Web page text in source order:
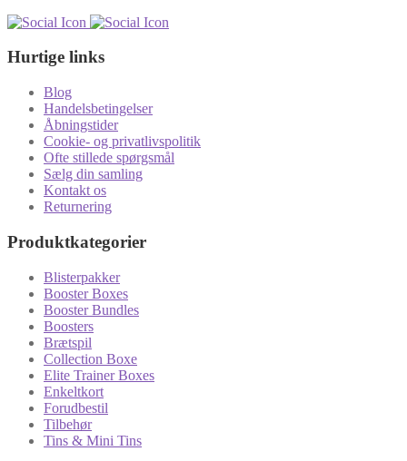
Hurtige links
Blog
Handelsbetingelser
Åbningstider
Cookie- og privatlivspolitik
Ofte stillede spørgsmål
Sælg din samling
Kontakt os
Returnering
Produktkategorier
Blisterpakker
Booster Boxes
Booster Bundles
Boosters
Brætspil
Collection Boxe
Elite Trainer Boxes
Enkeltkort
Forudbestil
Tilbehør
Tins & Mini Tins